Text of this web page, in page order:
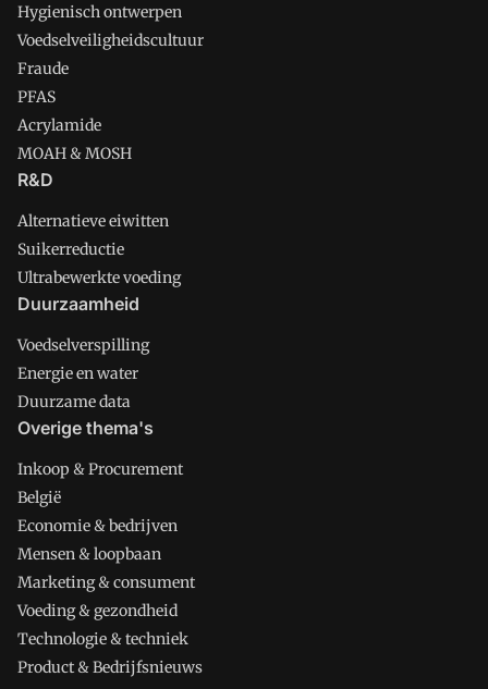
Hygienisch ontwerpen
Voedselveiligheidscultuur
Fraude
PFAS
Acrylamide
MOAH & MOSH
R&D
Alternatieve eiwitten
Suikerreductie
Ultrabewerkte voeding
Duurzaamheid
Voedselverspilling
Energie en water
Duurzame data
Overige thema's
Inkoop & Procurement
België
Economie & bedrijven
Mensen & loopbaan
Marketing & consument
Voeding & gezondheid
Technologie & techniek
Product & Bedrijfsnieuws